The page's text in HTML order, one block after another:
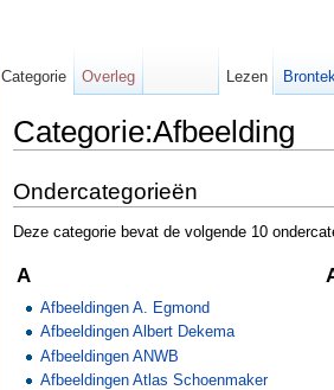
Categorie:Afbeelding
Ondercategorieën
Deze categorie bevat de volgende 10
A
Afbeeldingen A. Egmond
Afbeeldingen Albert Dekema
Afbeeldingen ANWB
Afbeeldingen Atlas Schoenmaker
Categorie Overleg Lezen